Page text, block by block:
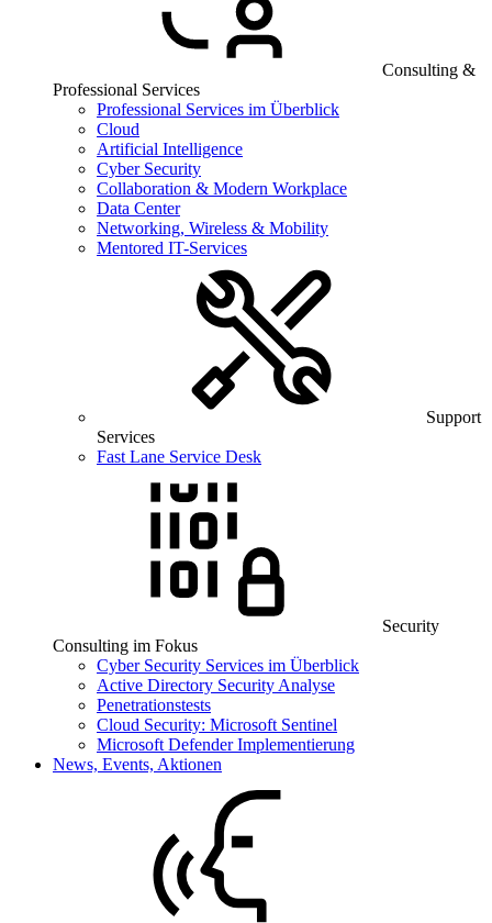
Consulting &
Professional Services
Professional Services im Überblick
Cloud
Artificial Intelligence
Cyber Security
Collaboration & Modern Workplace
Data Center
Networking, Wireless & Mobility
Mentored IT-Services
Support
Services
Fast Lane Service Desk
Security
Consulting im Fokus
Cyber Security Services im Überblick
Active Directory Security Analyse
Penetrationstests
Cloud Security: Microsoft Sentinel
Microsoft Defender Implementierung
News, Events, Aktionen